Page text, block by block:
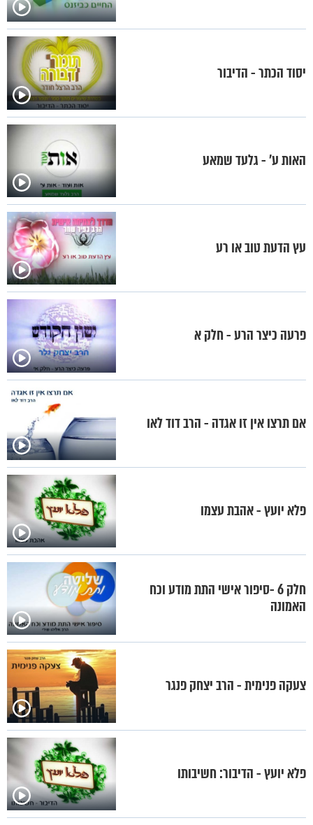
יסוד הכתר - הדיבור
האות ע' - גלעד שמאע
עץ הדעת טוב או רע
פרעה כיצר הרע - חלק א
אם תרצו אין זו אגדה - הרב דוד לאו
פלא יועץ - אהבת עצמו
חלק 6 -סיפור אישי התת מודע וכח
האמונה
צעקה פנימית - הרב יצחק פנגר
פלא יועץ - הדיבור: חשיבותו